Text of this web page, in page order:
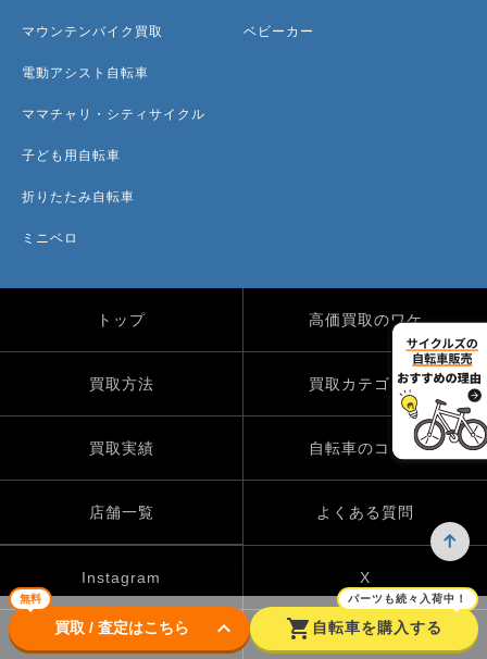
無料
買取 / 査定はこちら keyboard_arrow_down shopping_cart
パーツも続々入荷中！
自転車を購入する
マウンテンバイク買取
電動アシスト自転車
ママチャリ・シティサイクル
子ども用自転車
折りたたみ自転車
ミニベロ
ベビーカー
トップ 高価買取のワケ
買取方法 買取カテゴリー
買取実績 自転車のコラム
店舗一覧 よくある質問
Instagram X